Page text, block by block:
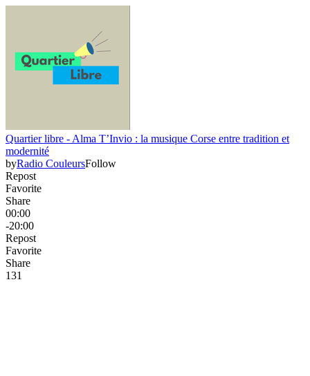
Quartier libre - Alma T’Invio : la musique Corse entre tradition et
modernité
byRadio CouleursFollow
Repost
Favorite
Share
00:00
-20:00
Repost
Favorite
Share
131